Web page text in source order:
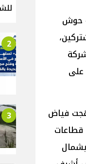
حوش
على
فياض
قطاعات
2
3